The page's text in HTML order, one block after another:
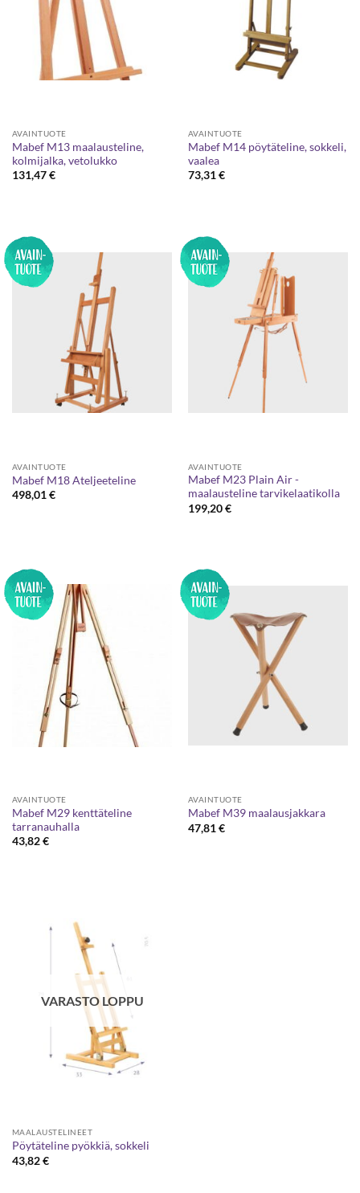
AVAINTUOTE
Mabef M13 maalausteline,
kolmijalka, vetolukko
131,47€
AVAINTUOTE
Mabef M14 pöytäteline, sokkeli,
vaalea
73,31€
AVAINTUOTE
Mabef M18 Ateljeeteline
498,01€
AVAINTUOTE
Mabef M23 Plain Air -
maalausteline tarvikelaatikolla
199,20€
AVAINTUOTE
Mabef M29 kenttäteline
tarranauhalla
43,82€
AVAINTUOTE
Mabef M39 maalausjakkara
47,81€
VARASTO LOPPU
MAALAUSTELINEET
Pöytäteline pyökkiä, sokkeli
43,82€